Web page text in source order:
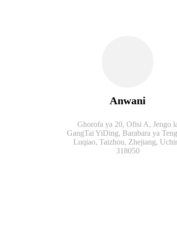
Anwani
Ghorofa ya 20, Ofisi A, Jengo
GangTai YiDing, Barabara ya
Luqiao, Taizhou, Zhejiang,
318050